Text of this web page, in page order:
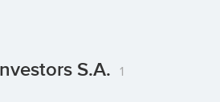
S.A. 1